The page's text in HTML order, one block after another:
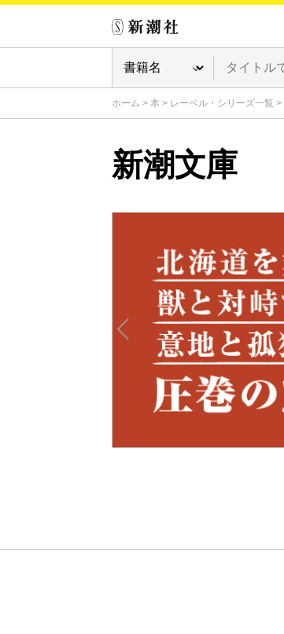
ホーム > 本 > レーベル・シリーズ一覧 >
新潮文庫